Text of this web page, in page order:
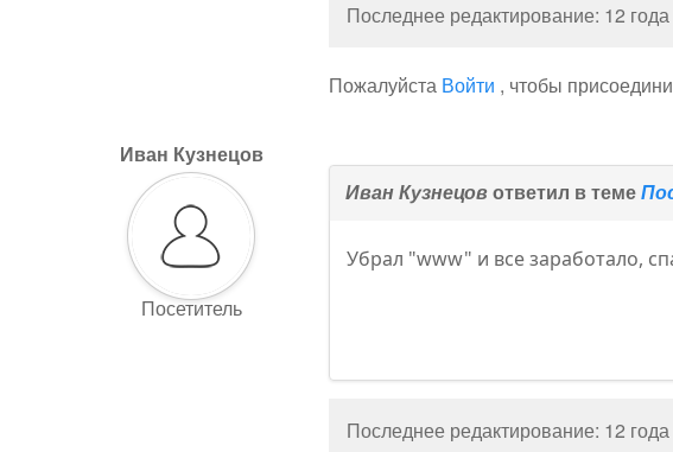
Последнее редактирование: 12
Пожалуйста Войти , чтобы
Иван Кузнецов
Посетитель
Иван Кузнецовответил в теме
Убрал "www" и все заработало,
Последнее редактирование: 12